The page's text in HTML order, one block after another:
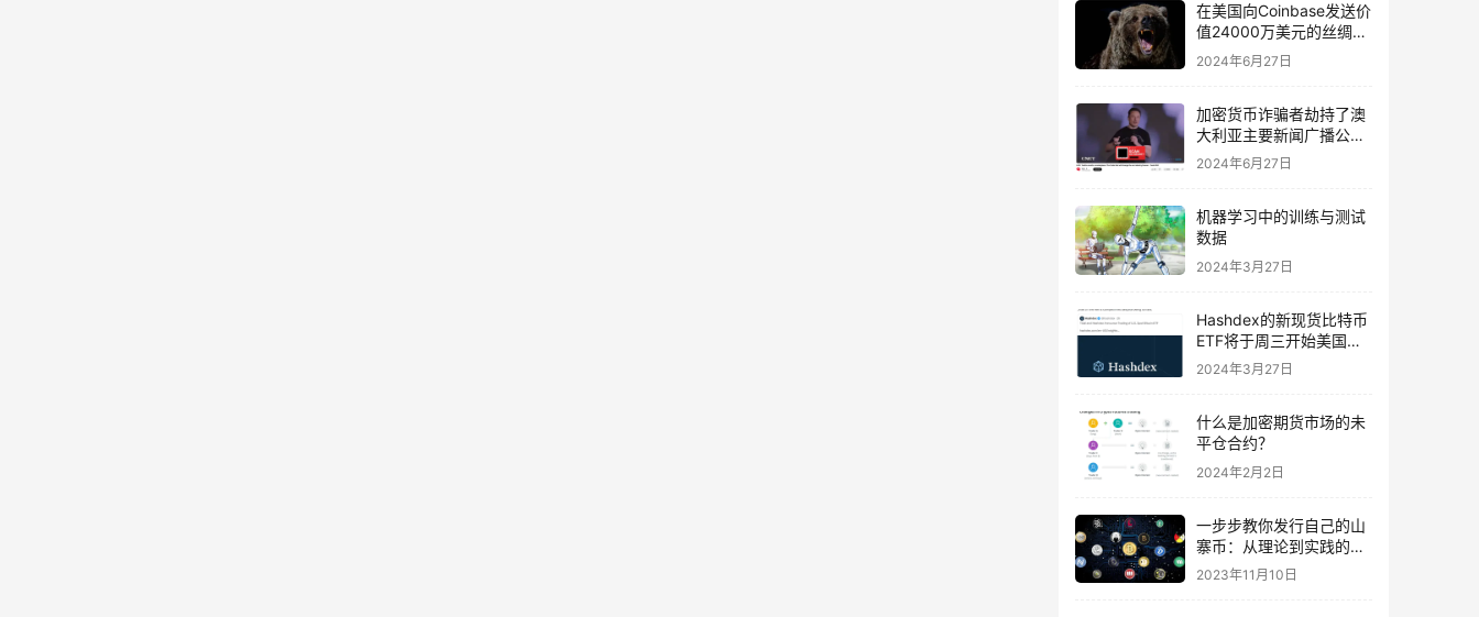
在美国向Coinbase发送价
值24000万美元的丝绸之
路相关BTC后，比特币下
2024年6月27日
加密货币诈骗者劫持了澳
大利亚主要新闻广播公司
的 YouTube
2024年6月27日
机器学习中的训练与测试
数据
2024年3月27日
Hashdex的新现货比特币
ETF将于周三开始美国交
易
2024年3月27日
什么是加密期货市场的未
平仓合约？
2024年2月2日
一步步教你发行自己的山
寨币：从理论到实践的完
全指南及波场智能合约示
2023年11月10日